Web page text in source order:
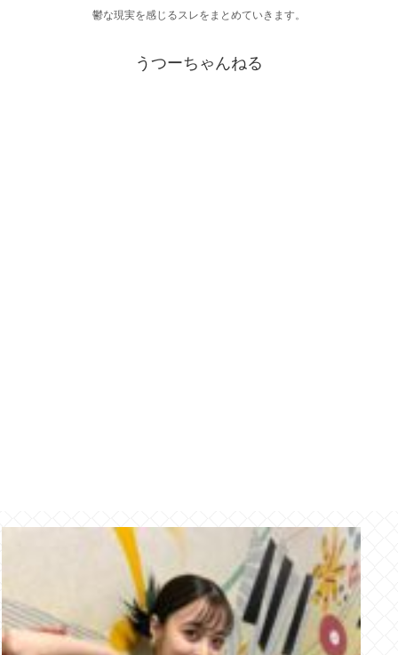
鬱な現実を感じるスレをまとめていきます。
うつーちゃんねる